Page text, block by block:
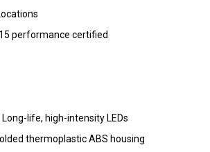
performance certified
Long-life, high-intensity LEDs
thermoplastic ABS housing